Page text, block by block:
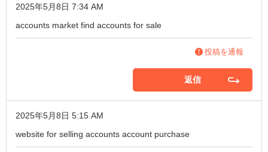
2025年5月8日 7:34 AM
accounts market find accounts for sale
投稿を通報
返信
2025年5月8日 5:15 AM
website for selling accounts account purchase